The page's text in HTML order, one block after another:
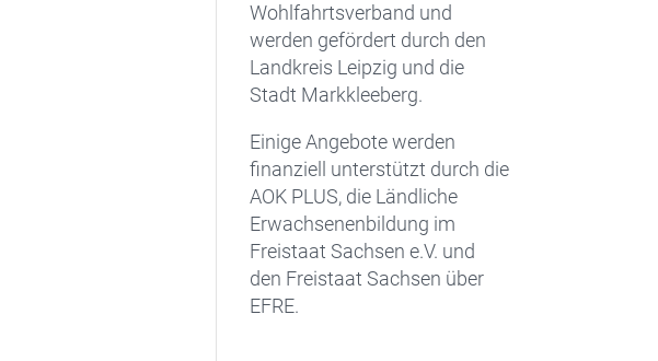
Wohlfahrtsverband und
werden gefördert durch den
Landkreis Leipzig und die
Stadt Markkleeberg.
Einige Angebote werden
finanziell unterstützt durch die
AOK PLUS, die Ländliche
Erwachsenenbildung im
Freistaat Sachsen e.V. und
den Freistaat Sachsen über
EFRE.